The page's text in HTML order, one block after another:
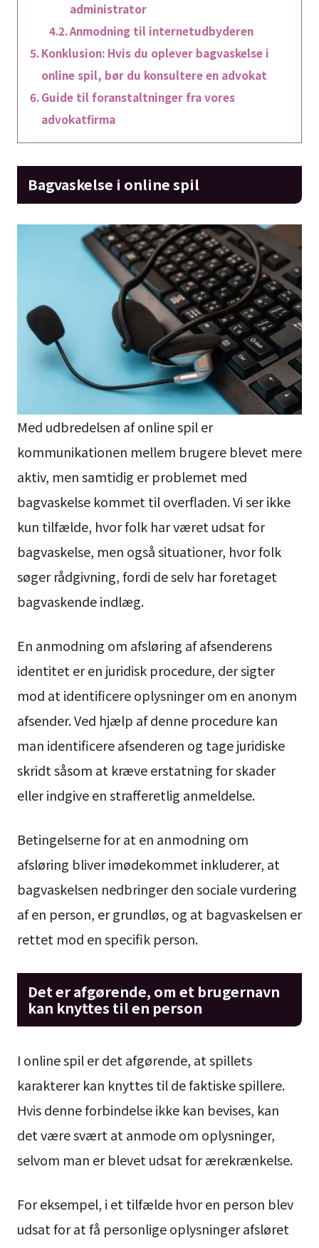
administrator
Anmodning til internetudbyderen
Konklusion: Hvis du oplever bagvaskelse i
online spil, bør du konsultere en advokat
Guide til foranstaltninger fra vores
advokatfirma
Bagvaskelse i online spil
Med udbredelsen af online spil er
kommunikationen mellem brugere blevet mere
aktiv, men samtidig er problemet med
bagvaskelse kommet til overfladen. Vi ser ikke
kun tilfælde, hvor folk har været udsat for
bagvaskelse, men også situationer, hvor folk
søger rådgivning, fordi de selv har foretaget
bagvaskende indlæg.
En anmodning om afsløring af afsenderens
identitet er en juridisk procedure, der sigter
mod at identificere oplysninger om en anonym
afsender. Ved hjælp af denne procedure kan
man identificere afsenderen og tage juridiske
skridt såsom at kræve erstatning for skader
eller indgive en strafferetlig anmeldelse.
Betingelserne for at en anmodning om
afsløring bliver imødekommet inkluderer, at
bagvaskelsen nedbringer den sociale vurdering
af en person, er grundløs, og at bagvaskelsen er
rettet mod en specifik person.
Det er afgørende, om et brugernavn
kan knyttes til en person
I online spil er det afgørende, at spillets
karakterer kan knyttes til de faktiske spillere.
Hvis denne forbindelse ikke kan bevises, kan
det være svært at anmode om oplysninger,
selvom man er blevet udsat for ærekrænkelse.
For eksempel, i et tilfælde hvor en person blev
udsat for at få personlige oplysninger afsløret